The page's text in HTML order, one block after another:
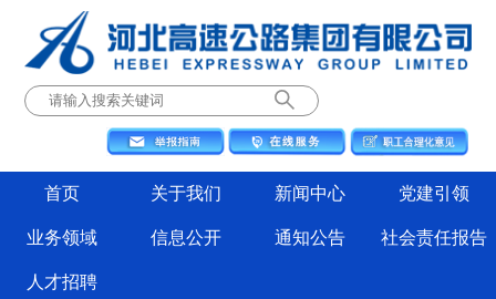
首页 关于我们 新闻中心 党建引领
业务领域 信息公开 通知公告 社会责任报告
人才招聘